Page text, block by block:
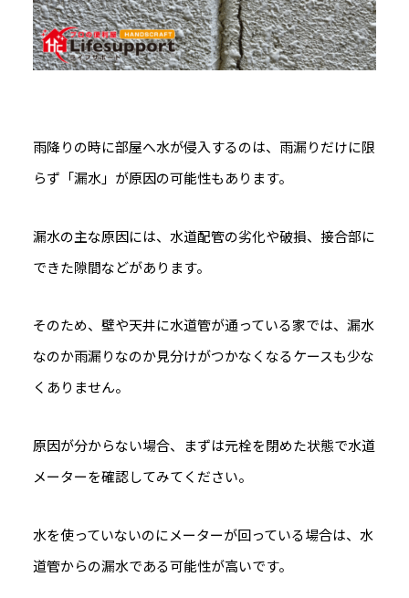
雨降りの時に部屋へ水が侵入するのは、雨漏りだけに限
らず「漏水」が原因の可能性もあります。
漏水の主な原因には、水道配管の劣化や破損、接合部に
できた隙間などがあります。
そのため、壁や天井に水道管が通っている家では、漏水
なのか雨漏りなのか見分けがつかなくなるケースも少な
くありません。
原因が分からない場合、まずは元栓を閉めた状態で水道
メーターを確認してみてください。
水を使っていないのにメーターが回っている場合は、水
道管からの漏水である可能性が高いです。